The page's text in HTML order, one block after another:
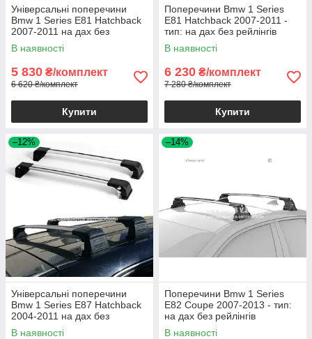
Універсальні поперечини
Bmw 1 Series E81 Hatchback
2007-2011 на дах без
рейлінгів
В наявності
5 830 ₴/комплект
6 620 ₴/комплект
Купити
Поперечини Bmw 1 Series
E81 Hatchback 2007-2011 -
тип: на дах без рейлінгів
В наявності
6 230 ₴/комплект
7 280 ₴/комплект
Купити
–12%
Універсальні поперечини
Bmw 1 Series E87 Hatchback
2004-2011 на дах без
рейлінгів
В наявності
–14%
Поперечини Bmw 1 Series
E82 Coupe 2007-2013 - тип:
на дах без рейлінгів
В наявності